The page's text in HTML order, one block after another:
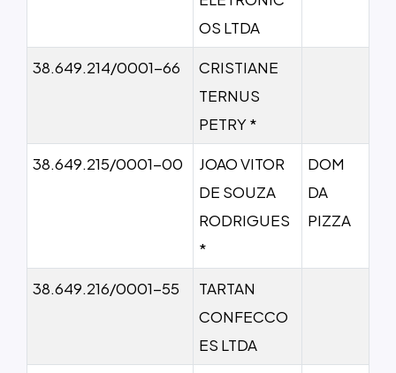
OS LTDA
38.649.214/0001-66
CRISTIANE
TERNUS
PETRY *
38.649.215/0001-00
JOAO VITOR
DE SOUZA
RODRIGUES
*
DOM
DA
PIZZA
38.649.216/0001-55
TARTAN
CONFECCO
ES LTDA